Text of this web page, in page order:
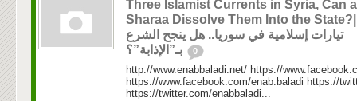
Three Islamist Currents in Syria, Can
Sharaa Dissolve Them Into the State?|ثلاثة
تيارات إسلامية في سوريا.. هل ينجح الشرع
0
http://www.enabbaladi.net/ https://
https://www.facebook.com/enab.baladi https://
https://twitter.com/enabbaladi...